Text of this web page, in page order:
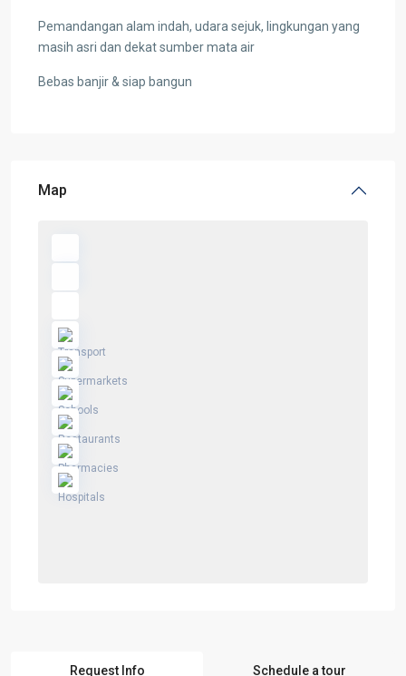
Pemandangan alam indah, udara sejuk, lingkungan yang
masih asri dan dekat sumber mata air
Bebas banjir & siap bangun
Map
Request Info Schedule a tour